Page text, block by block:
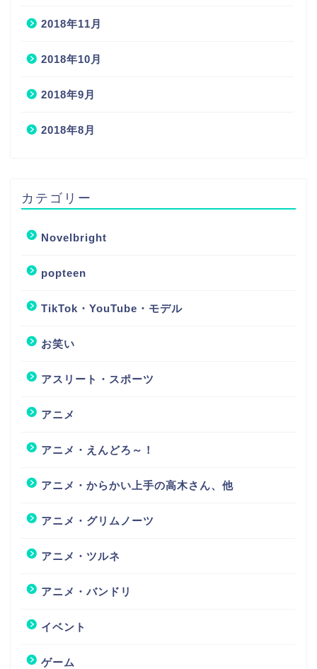
2018年11月
2018年10月
2018年9月
2018年8月
カテゴリー
Novelbright
popteen
TikTok・YouTube・モデル
お笑い
アスリート・スポーツ
アニメ
アニメ・えんどろ～！
アニメ・からかい上手の高木さん、他
アニメ・グリムノーツ
アニメ・ツルネ
アニメ・バンドリ
イベント
ゲーム